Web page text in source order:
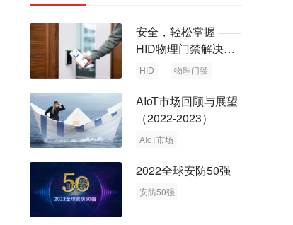
安全，轻松掌握 ——
HID物理门禁解决方
案，启动智慧安全新
HID 物理门禁
AIoT市场回顾与展望
（2022-2023）
AIoT市场
2022全球安防50强
安防50强